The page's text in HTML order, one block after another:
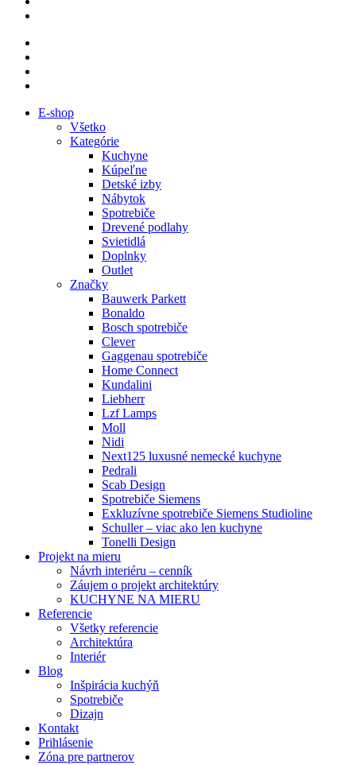
E-shop
Všetko
Kategórie
Kuchyne
Kúpeľne
Detské izby
Nábytok
Spotrebiče
Drevené podlahy
Svietidlá
Doplnky
Outlet
Značky
Bauwerk Parkett
Bonaldo
Bosch spotrebiče
Clever
Gaggenau spotrebiče
Home Connect
Kundalini
Liebherr
Lzf Lamps
Moll
Nidi
Next125 luxusné nemecké kuchyne
Pedrali
Scab Design
Spotrebiče Siemens
Exkluzívne spotrebiče Siemens Studioline
Schuller – viac ako len kuchyne
Tonelli Design
Projekt na mieru
Návrh interiéru – cenník
Záujem o projekt architektúry
KUCHYNE NA MIERU
Referencie
Všetky referencie
Architektúra
Interiér
Blog
Inšpirácia kuchýň
Spotrebiče
Dizajn
Kontakt
Prihlásenie
Zóna pre partnerov